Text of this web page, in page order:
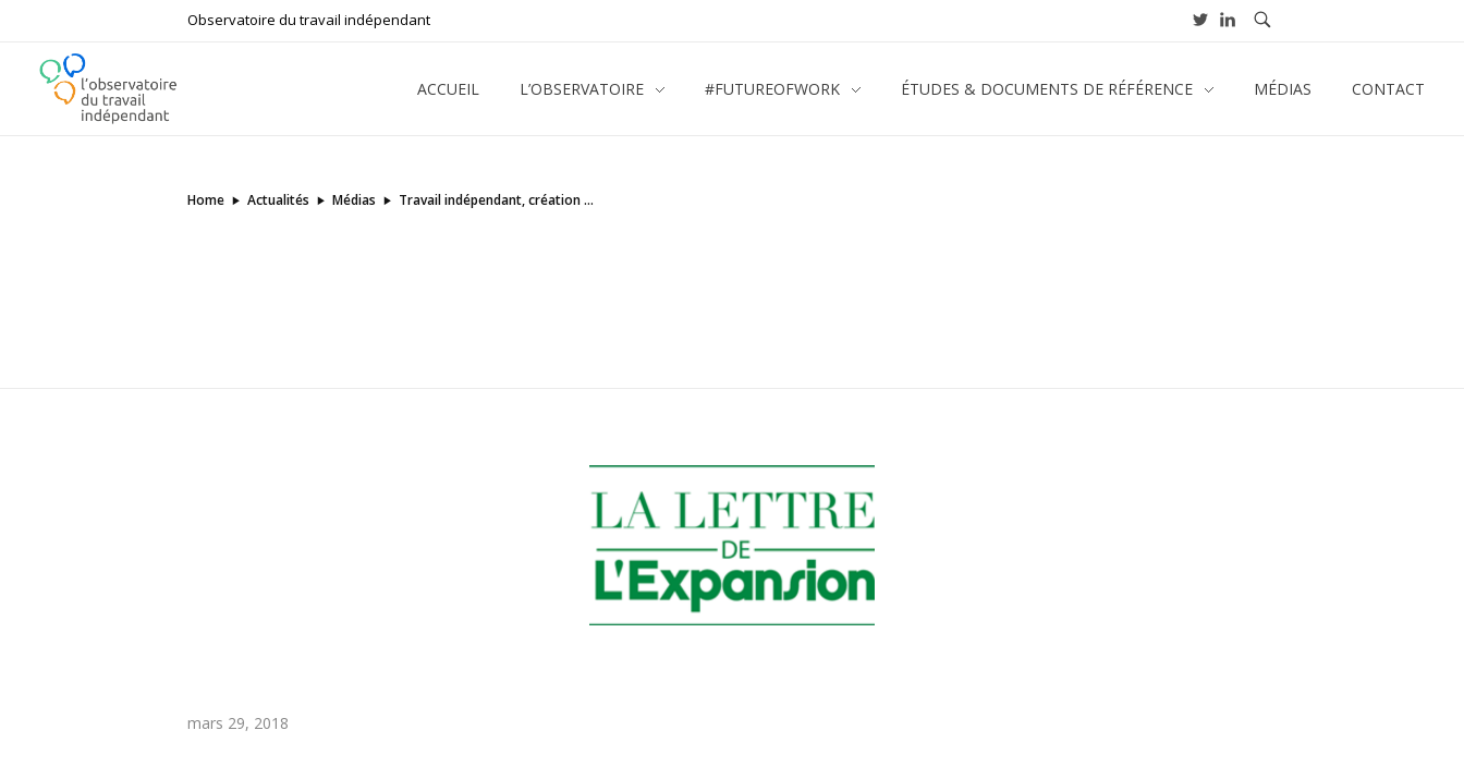
Observatoire du travail indépendant
ACCUEIL L’OBSERVATOIRE #FUTUREOFWORK ÉTUDES & DOCUMENTS DE RÉFÉRENCE MÉDIAS CONTACT
Home Actualités Médias Travail indépendant, création ...
T
mars 29, 2018